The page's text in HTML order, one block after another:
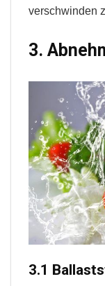
verschwinden
3.
3.1